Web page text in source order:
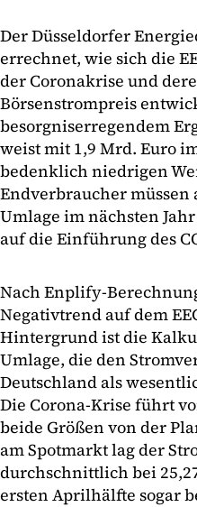
Der Düsseldorfer
errechnet, wie sich die
der Coronakrise und
Börsenstrompreis
besorgniserregendem
weist mit 1,9 Mrd. Euro
bedenklich niedrigen
Endverbraucher
Umlage im nächsten
auf die Einführung des
Nach Enplify-
Negativtrend auf dem
Hintergrund ist die
Umlage, die den
Deutschland als
Die Corona-Krise führt
beide Größen von der
am Spotmarkt lag der
durchschnittlich bei
ersten Aprilhälfte sogar